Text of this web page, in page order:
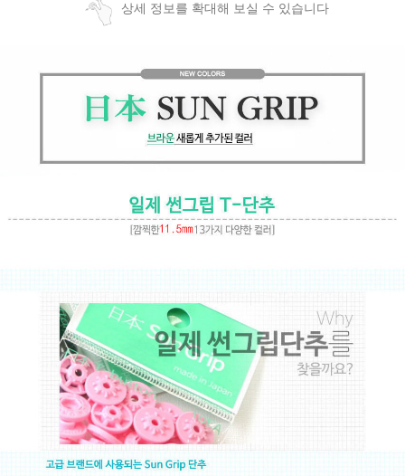
상세 정보를 확대해 보실 수 있습니다